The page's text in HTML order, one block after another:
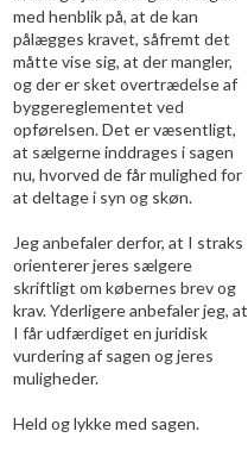
med henblik på, at de kan
pålægges kravet, såfremt det
måtte vise sig, at der mangler,
og der er sket overtrædelse af
byggereglementet ved
opførelsen. Det er væsentligt,
at sælgerne inddrages i sagen
nu, hvorved de får mulighed for
at deltage i syn og skøn.
Jeg anbefaler derfor, at I straks
orienterer jeres sælgere
skriftligt om købernes brev og
krav. Yderligere anbefaler jeg, at
I får udfærdiget en juridisk
vurdering af sagen og jeres
muligheder.
Held og lykke med sagen.